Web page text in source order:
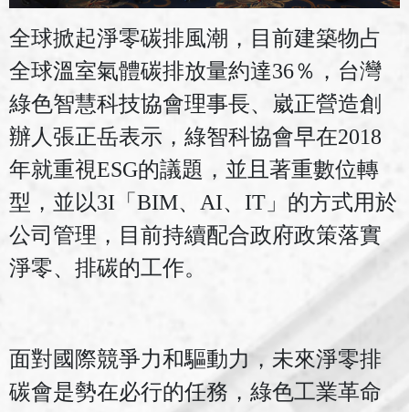
全球掀起淨零碳排風潮，目前建築物占
全球溫室氣體碳排放量約達36％，台灣
綠色智慧科技協會理事長、崴正營造創
辦人張正岳表示，綠智科協會早在2018
年就重視ESG的議題，並且著重數位轉
型，並以3I 「 BIM、 AI、 IT 」的方式用於
公司管理，目前持續配合政府政策落實
淨零、排碳的工作。
面對國際競爭力和驅動力，未來淨零排
碳會是勢在必行的任務，綠色工業革命